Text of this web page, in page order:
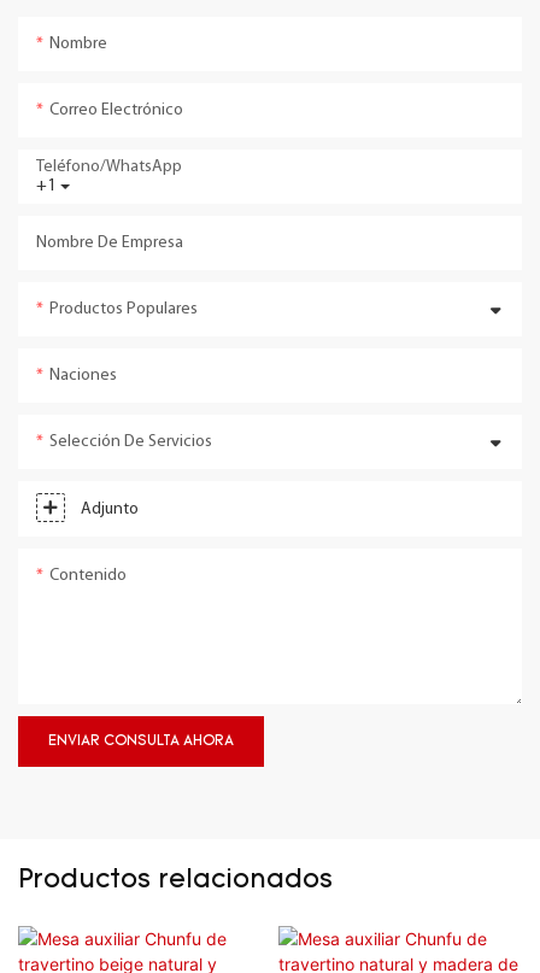
Nombre
Correo Electrónico
+1
Teléfono/WhatsApp
Nombre De Empresa
Productos Populares
Naciones
Selección De Servicios
Adjunto
Contenido
ENVIAR CONSULTA AHORA
Productos relacionados